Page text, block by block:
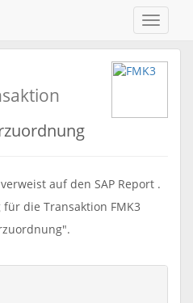
ein-/
auf den SAP Report .
die Transaktion FMK3